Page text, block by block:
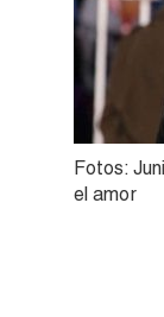
Fotos:
el amor